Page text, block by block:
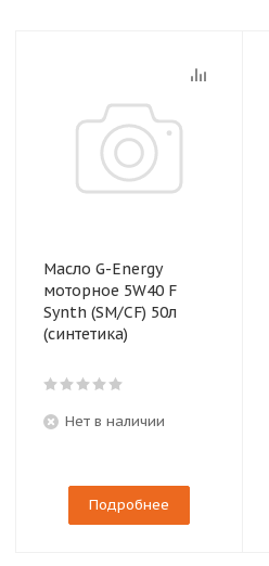
Масло G-Energy
моторное 5W40 F
Synth (SM/CF) 50л
(синтетика)
Нет в наличии
Подробнее